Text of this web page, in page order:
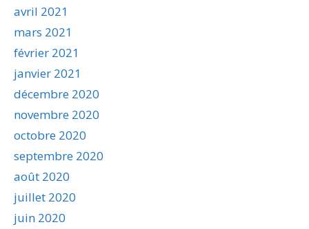
avril 2021
mars 2021
février 2021
janvier 2021
décembre 2020
novembre 2020
octobre 2020
septembre 2020
août 2020
juillet 2020
juin 2020